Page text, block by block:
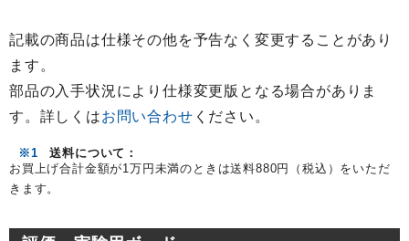
記載の商品は仕様その他を予告なく変更することがあり
ます。
部品の入手状況により仕様変更版となる場合がありま
す。詳しくはお問い合わせ ください。
※1
送料について：
お買上げ合計金額が1万円未満のときは送料880円（税込）をいただ
きます。